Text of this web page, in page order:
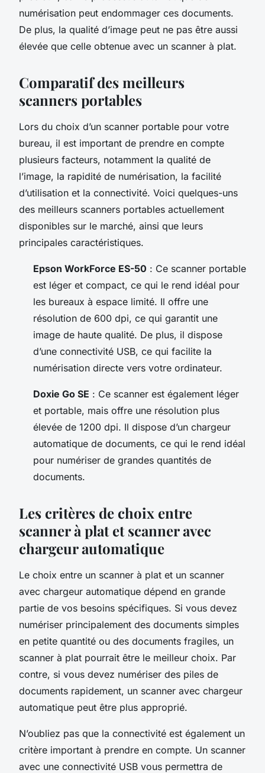
numérisation peut endommager ces documents.
De plus, la qualité d’image peut ne pas être aussi
élevée que celle obtenue avec un scanner à plat.
Comparatif des meilleurs
scanners portables
Lors du choix d’un scanner portable pour votre
bureau, il est important de prendre en compte
plusieurs facteurs, notamment la qualité de
l’image, la rapidité de numérisation, la facilité
d’utilisation et la connectivité. Voici quelques-uns
des meilleurs scanners portables actuellement
disponibles sur le marché, ainsi que leurs
principales caractéristiques.
Epson WorkForce ES-50 : Ce scanner portable
est léger et compact, ce qui le rend idéal pour
les bureaux à espace limité. Il offre une
résolution de 600 dpi, ce qui garantit une
image de haute qualité. De plus, il dispose
d’une connectivité USB, ce qui facilite la
numérisation directe vers votre ordinateur.
Doxie Go SE : Ce scanner est également léger
et portable, mais offre une résolution plus
élevée de 1200 dpi. Il dispose d’un chargeur
automatique de documents, ce qui le rend idéal
pour numériser de grandes quantités de
documents.
Les critères de choix entre
scanner à plat et scanner avec
chargeur automatique
Le choix entre un scanner à plat et un scanner
avec chargeur automatique dépend en grande
partie de vos besoins spécifiques. Si vous devez
numériser principalement des documents simples
en petite quantité ou des documents fragiles, un
scanner à plat pourrait être le meilleur choix. Par
contre, si vous devez numériser des piles de
documents rapidement, un scanner avec chargeur
automatique peut être plus approprié.
N’oubliez pas que la connectivité est également un
critère important à prendre en compte. Un scanner
avec une connectivité USB vous permettra de